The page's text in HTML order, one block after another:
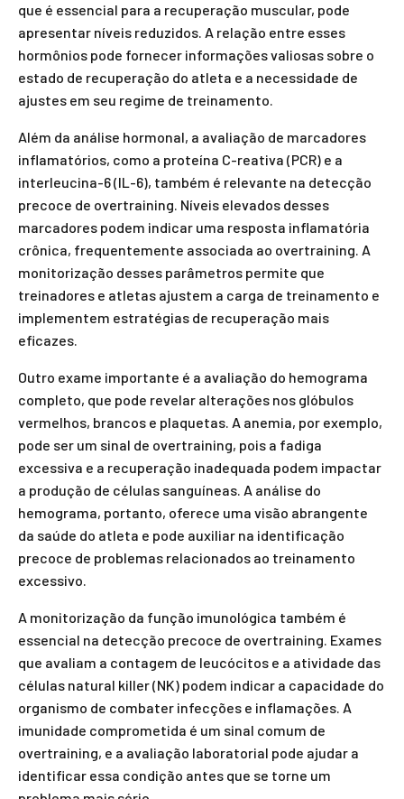
que é essencial para a recuperação muscular, pode
apresentar níveis reduzidos. A relação entre esses
hormônios pode fornecer informações valiosas sobre o
estado de recuperação do atleta e a necessidade de
ajustes em seu regime de treinamento.
Além da análise hormonal, a avaliação de marcadores
inflamatórios, como a proteína C-reativa (PCR) e a
interleucina-6 (IL-6), também é relevante na detecção
precoce de overtraining. Níveis elevados desses
marcadores podem indicar uma resposta inflamatória
crônica, frequentemente associada ao overtraining. A
monitorização desses parâmetros permite que
treinadores e atletas ajustem a carga de treinamento e
implementem estratégias de recuperação mais
eficazes.
Outro exame importante é a avaliação do hemograma
completo, que pode revelar alterações nos glóbulos
vermelhos, brancos e plaquetas. A anemia, por exemplo,
pode ser um sinal de overtraining, pois a fadiga
excessiva e a recuperação inadequada podem impactar
a produção de células sanguíneas. A análise do
hemograma, portanto, oferece uma visão abrangente
da saúde do atleta e pode auxiliar na identificação
precoce de problemas relacionados ao treinamento
excessivo.
A monitorização da função imunológica também é
essencial na detecção precoce de overtraining. Exames
que avaliam a contagem de leucócitos e a atividade das
células natural killer (NK) podem indicar a capacidade do
organismo de combater infecções e inflamações. A
imunidade comprometida é um sinal comum de
overtraining, e a avaliação laboratorial pode ajudar a
identificar essa condição antes que se torne um